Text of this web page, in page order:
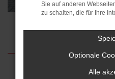
Tuning
Sie auf anderen
zu schalten, die für Ihre
Optionale
Alle